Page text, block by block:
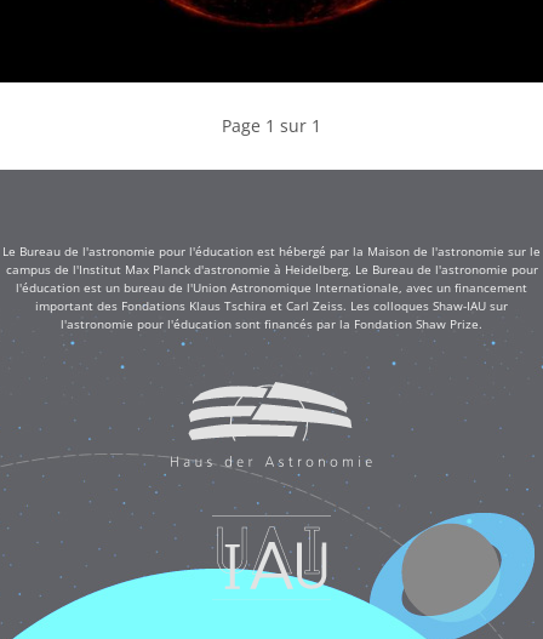
Page 1 sur 1
Le Bureau de l'astronomie pour l'éducation est hébergé par la Maison de l'astronomie sur le
campus de l'Institut Max Planck d'astronomie à Heidelberg. Le Bureau de l'astronomie pour
l'éducation est un bureau de l'Union Astronomique Internationale, avec un financement
important des Fondations Klaus Tschira et Carl Zeiss. Les colloques Shaw-IAU sur
l'astronomie pour l'éducation sont financés par la Fondation Shaw Prize.